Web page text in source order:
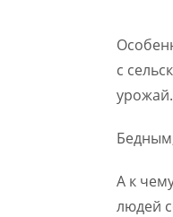
с
урожай.
А к
людей